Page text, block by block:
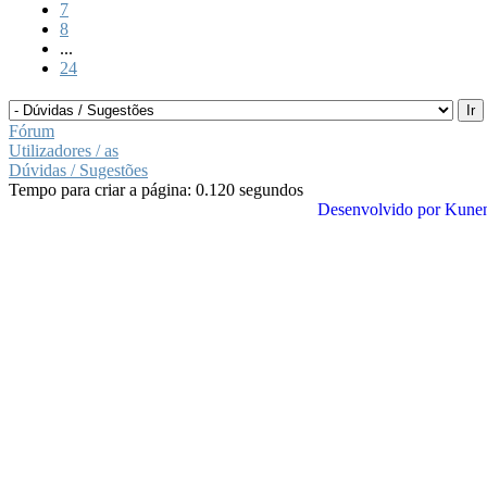
7
8
...
24
Fórum
Utilizadores / as
Dúvidas / Sugestões
Tempo para criar a página: 0.120 segundos
Desenvolvido por